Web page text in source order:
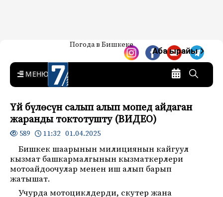
7-канал. Жаңылыктар —
Кыргызстан
Жаңылыктар — Кыргызстан
Погода в Бишкеке
Аба ырайы
MENU
Үй бүлөсүн салып алып мопед айдаган
жаранды токтотушту (ВИДЕО)
589 11:32 01.04.2025
Бишкек шаарынын милициянын кайгуул
кызмат башкармалгынын кызматкерлери
мотоайдоочулар менен иш алып барып
жатышат.
Учурда мотоциклдерди, скутер жана